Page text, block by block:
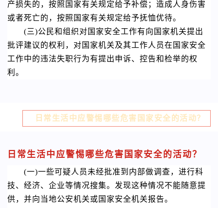
产损失的，按照国家有关规定给予补偿；造成人身伤害
或者死亡的，按照国家有关规定给予抚恤优待。
(三)公民和组织对国家安全工作有向国家机关提出
批评建议的权利，对国家机关及其工作人员在国家安全
工作中的违法失职行为有提出申诉、控告和检举的权
利。
日常生活中应警惕哪些危害国家安全的活动？
日常生活中应警惕哪些危害国家安全的活动？
(一)一些可疑人员未经批准到内部做调查，进行科
技、经济、企业等情况搜集。发现这种情况不能随意提
供，并向当地公安机关或国家安全机关报告。